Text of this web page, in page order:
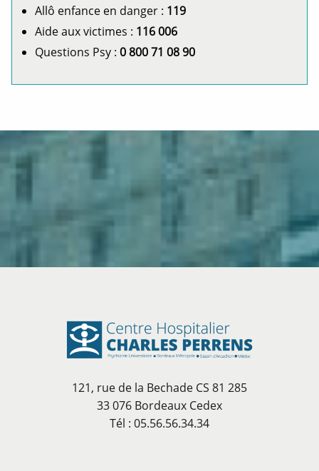
Allô enfance en danger : 119
Aide aux victimes : 116 006
Questions Psy : 0 800 71 08 90
121, rue de la Bechade CS 81 285
33 076 Bordeaux Cedex
Tél : 05.56.56.34.34